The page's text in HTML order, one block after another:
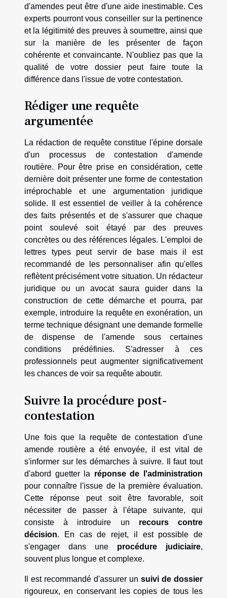
d'amendes peut être d'une aide inestimable. Ces
experts pourront vous conseiller sur la pertinence
et la légitimité des preuves à soumettre, ainsi que
sur la manière de les présenter de façon
cohérente et convaincante. N'oubliez pas que la
qualité de votre dossier peut faire toute la
différence dans l'issue de votre contestation.
Rédiger une requête
argumentée
La rédaction de requête constitue l'épine dorsale
d'un processus de contestation d'amende
routière. Pour être prise en considération, cette
dernière doit présenter une forme de contestation
irréprochable et une argumentation juridique
solide. Il est essentiel de veiller à la cohérence
des faits présentés et de s'assurer que chaque
point soulevé soit étayé par des preuves
concrètes ou des références légales. L'emploi de
lettres types peut servir de base mais il est
recommandé de les personnaliser afin qu'elles
reflètent précisément votre situation. Un rédacteur
juridique ou un avocat saura guider dans la
construction de cette démarche et pourra, par
exemple, introduire la requête en exonération, un
terme technique désignant une demande formelle
de dispense de l'amende sous certaines
conditions prédéfinies. S'adresser à ces
professionnels peut augmenter significativement
les chances de voir sa requête aboutir.
Suivre la procédure post-
contestation
Une fois que la requête de contestation d'une
amende routière a été envoyée, il est vital de
s'informer sur les démarches à suivre. Il faut tout
d'abord guetter la réponse de l'administration
pour connaître l'issue de la première évaluation.
Cette réponse peut soit être favorable, soit
nécessiter de passer à l'étape suivante, qui
consiste à introduire un recours contre
décision. En cas de rejet, il est possible de
s'engager dans une procédure judiciaire,
souvent plus longue et complexe.
Il est recommandé d'assurer un suivi de dossier
rigoureux, en conservant les copies de tous les